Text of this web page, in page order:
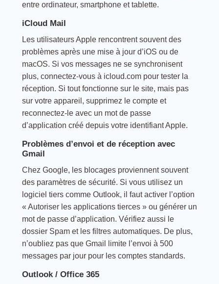
entre ordinateur, smartphone et tablette.
iCloud Mail
Les utilisateurs Apple rencontrent souvent des
problèmes après une mise à jour d’iOS ou de
macOS. Si vos messages ne se synchronisent
plus, connectez-vous à icloud.com pour tester la
réception. Si tout fonctionne sur le site, mais pas
sur votre appareil, supprimez le compte et
reconnectez-le avec un mot de passe
d’application créé depuis votre identifiant Apple.
Problèmes d’envoi et de réception avec
Gmail
Chez Google, les blocages proviennent souvent
des paramètres de sécurité. Si vous utilisez un
logiciel tiers comme Outlook, il faut activer l’option
« Autoriser les applications tierces » ou générer un
mot de passe d’application. Vérifiez aussi le
dossier Spam et les filtres automatiques. De plus,
n’oubliez pas que Gmail limite l’envoi à 500
messages par jour pour les comptes standards.
Outlook / Office 365